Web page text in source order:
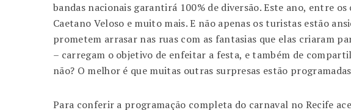
bandas nacionais garantirá 100% de diversão. Este ano, entre
Caetano Veloso e muito mais. E não apenas os turistas estão
prometem arrasar nas ruas com as fantasias que elas criaram
– carregam o objetivo de enfeitar a festa, e também de
não? O melhor é que muitas outras surpresas estão
Para conferir a programação completa do carnaval no Recife